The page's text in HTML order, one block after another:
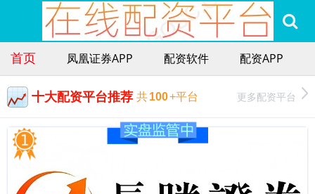
首页 凤凰证券APP 配资软件 配资APP
十大配资平台推荐 共100+平台 更多配资平台